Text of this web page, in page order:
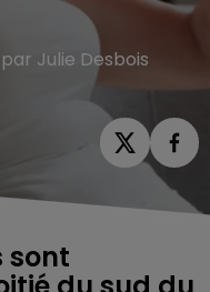
par Julie Desbois
sont